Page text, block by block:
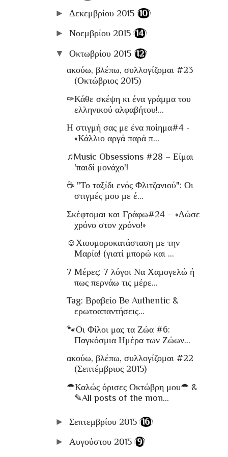
► Δεκεμβρίου 2015 (10)
► Νοεμβρίου 2015 (14)
▼ Οκτωβρίου 2015 (12)
ακούω, βλέπω, συλλογίζομαι #23
(Οκτώβριος 2015)
✑Κάθε σκέψη κι ένα γράμμα του
ελληνικού αλφαβήτου!...
Η στιγμή σας με ένα ποίημα#4 -
«Κάλλιο αργά παρά π...
♫Music Obsessions #28 – Είμαι
'παιδί μονάχο'!
☕ "Το ταξίδι ενός Φλιτζανιού": Οι
στιγμές μου με έ...
Σκέφτομαι και Γράφω#24 – «Δώσε
χρόνο στον χρόνο!»
☺Χιουμοροκατάσταση με την
Μαρία! (γιατί μπορώ και ...
7 Μέρες: 7 λόγοι Να Χαμογελώ ή
πως περνάω τις μέρε...
Tag: Βραβείο Be Authentic &
ερωτοαπαντήσεις...
🐾Οι Φίλοι μας τα Ζώα #6:
Παγκόσμια Ημέρα των Ζώων...
ακούω, βλέπω, συλλογίζομαι #22
(Σεπτέμβριος 2015)
☂Καλώς όρισες Οκτώβρη μου☂ &
✎All posts of the mon...
► Σεπτεμβρίου 2015 (16)
► Αυγούστου 2015 (9)